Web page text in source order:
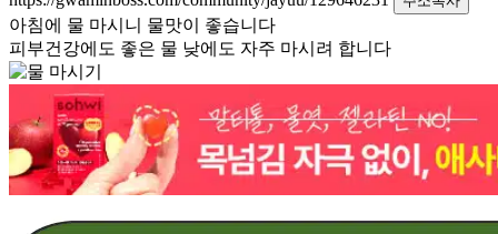
아침에 물 마시니 물맛이 좋습니다
피부건강에도 좋은 물 낮에도 자주 마시려 합니다